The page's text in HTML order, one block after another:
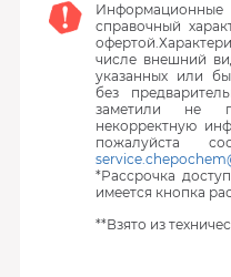
Информационные
справочный
числе внешний
указанных или
без
заметили не
некорректную
пожалуйста
*Рассрочка
имеется кнопка
**Взято из